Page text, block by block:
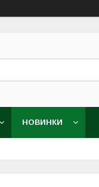
НОВИНКИ